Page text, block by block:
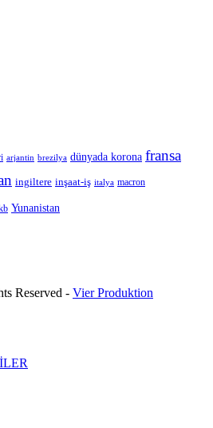
arjantin brezilya dünyada korona fransa
ingiltere inşaat-iş italya macron
Yunanistan
Reserved - Vier Produktion